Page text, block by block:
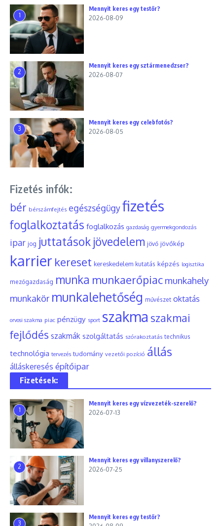
1
Mennyit keres egy testőr?
2026-08-09
2
Mennyit keres egy sztármenedzser?
2026-08-07
3
Mennyit keres egy celebfotós?
2026-08-05
Fizetés infók:
bér bérszámfejtés egészségügyfizetés
foglalkoztatás foglalkozás gazdaság gyermekgondozás
ipar jog juttatások jövedelem jövő jövőkép
karrier kereset kereskedelem kutatás képzés logisztika
mezőgazdaság munka munkaerőpiac munkahely
munkakör munkalehetőség művészet oktatás
orvosi szakma piac pénzügy sport szakma szakmai
fejlődés szakmák szolgáltatás szórakoztatás technikus
technológia tervezés tudomány vezetői pozíció állás
álláskeresés építőipar
Fizetések:
1
Mennyit keres egy vízvezeték-szerelő?
2026-07-13
2
Mennyit keres egy villanyszerelő?
2026-07-25
3
Mennyit keres egy testőr?